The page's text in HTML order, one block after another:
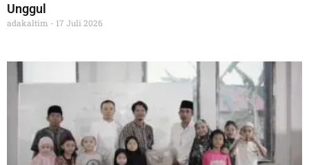
Unggul
adakaltim 17 Juli 2026